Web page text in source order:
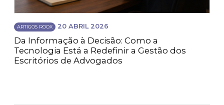
ARTIGOS ROOX 20 ABRIL 2026
Da Informação à Decisão: Como a
Tecnologia Está a Redefinir a Gestão dos
Escritórios de Advogados